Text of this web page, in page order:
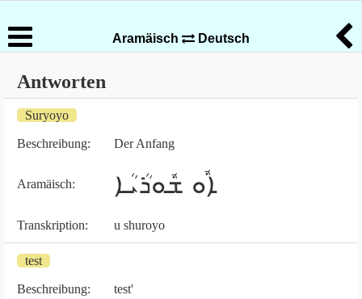
Aramäisch Deutsch
Antworten
Suryoyo
Beschreibung: Der Anfang
Aramäisch: ܐܽܘ ܫܽܘܪܳܝܳܐ
Transkription: u shuroyo
test
Beschreibung: test'